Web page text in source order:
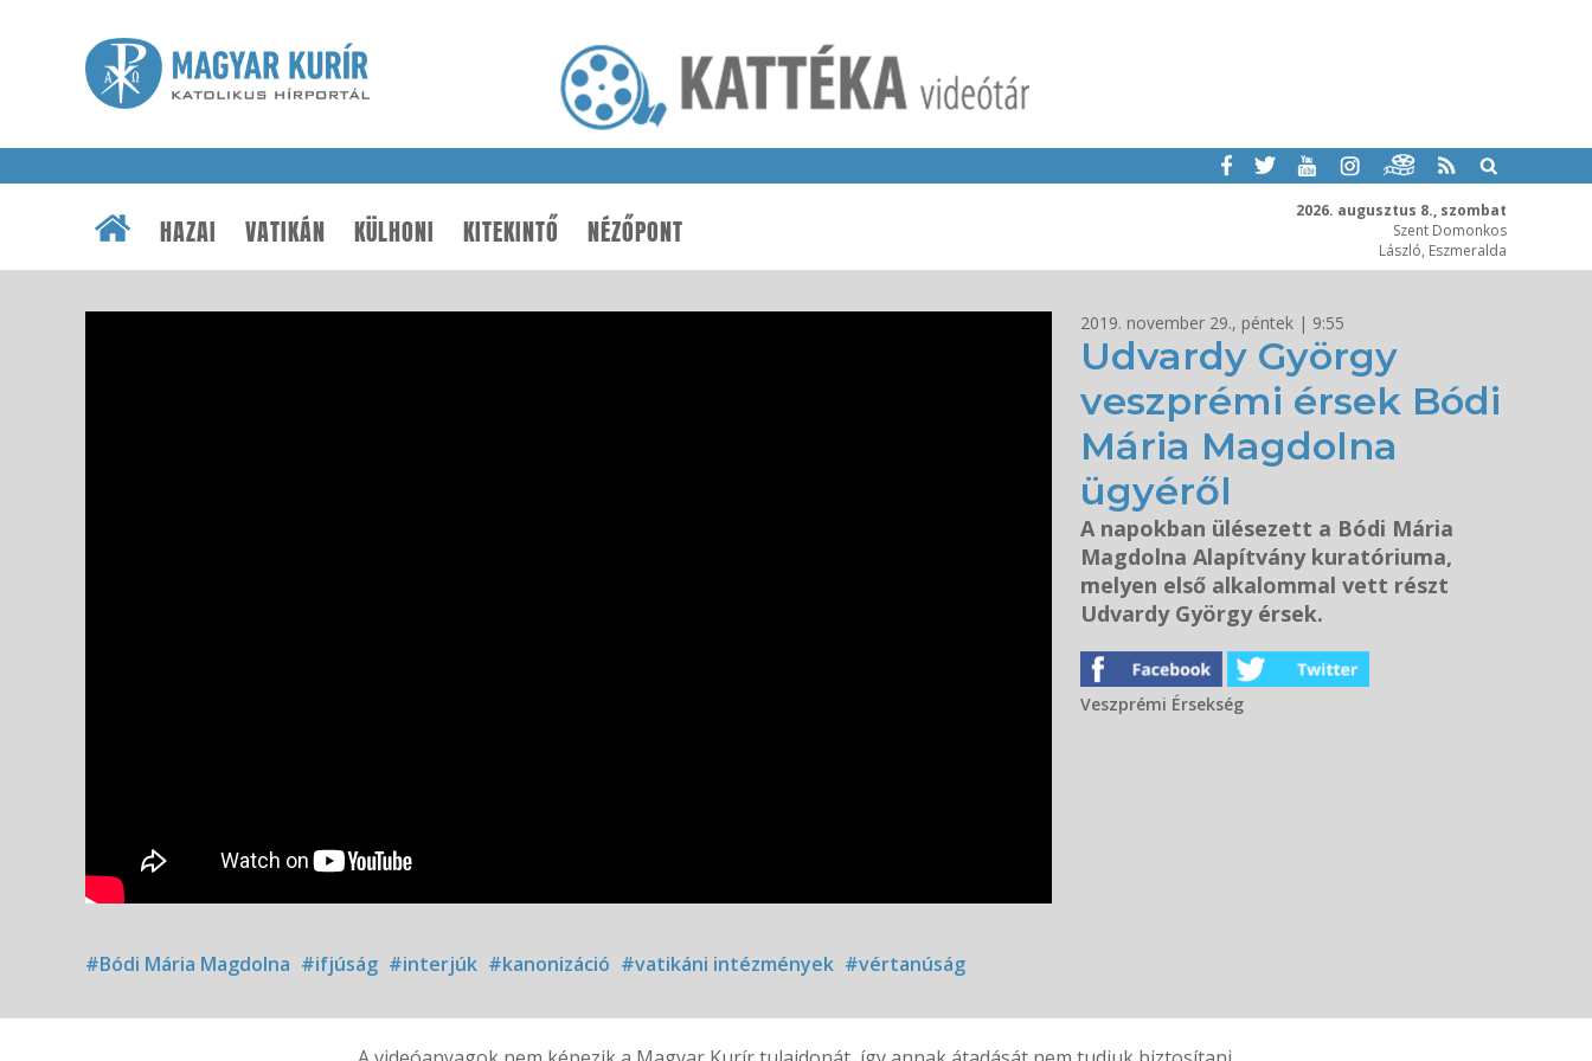
2026. augusztus 8., szombat
Szent Domonkos
László, Eszmeralda
HAZAI VATIKÁN KÜLHONI KITEKINTŐ NÉZŐPONT
#Bódi Mária Magdolna #ifjúság #interjúk #kanonizáció #vatikáni intézmények #vértanúság
2019. november 29., péntek | 9:55
Udvardy György
veszprémi érsek Bódi
Mária Magdolna
ügyéről
A napokban ülésezett a Bódi Mária
Magdolna Alapítvány kuratóriuma,
melyen első alkalommal vett részt
Udvardy György érsek.
Veszprémi Érsekség